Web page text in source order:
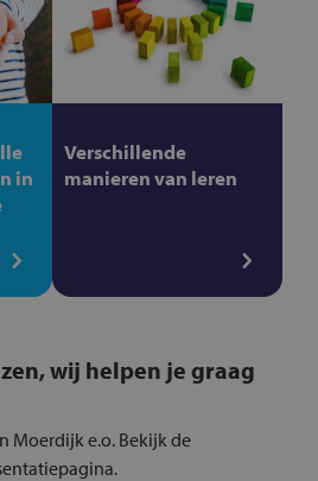
in
Verschillende
manieren van leren
wij helpen je graag
Moerdijk e.o. Bekijk de